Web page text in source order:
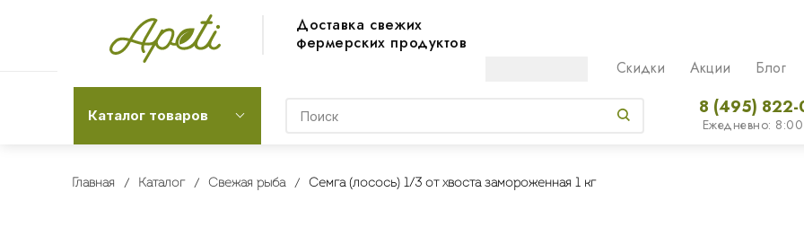
Доставка свежих
фермерских продуктов
Скидки Акции Блог
Каталог товаров 8 (495)
Ежедневно:
Главная Каталог Свежая рыба Семга (лосось) 1/3 от хвоста замороженная 1 кг